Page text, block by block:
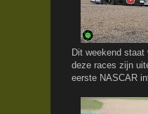
Dit weekend
deze races zijn
eerste NASCAR